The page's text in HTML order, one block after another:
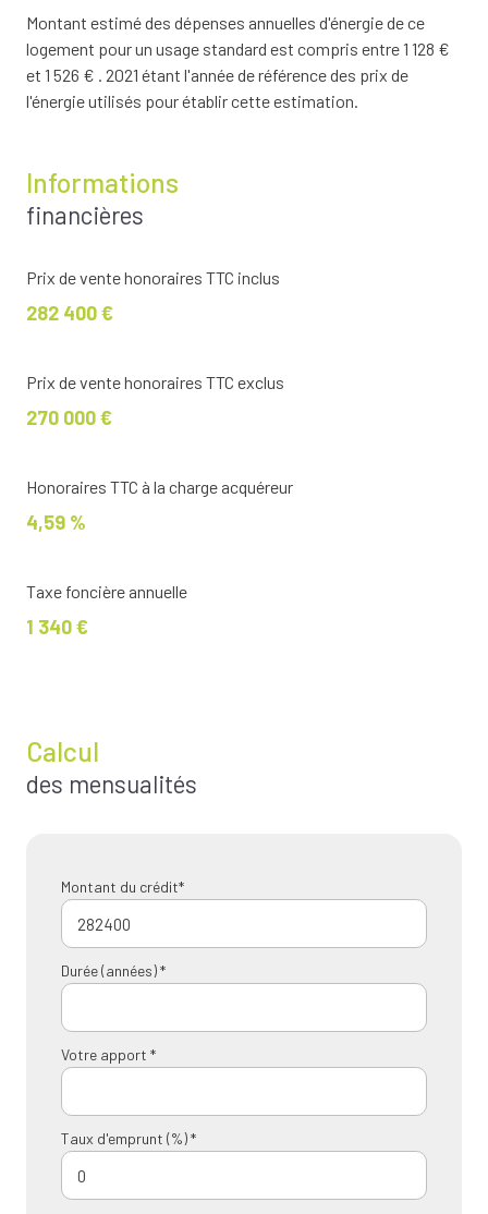
Montant estimé des dépenses annuelles d'énergie de ce
logement pour un usage standard est compris entre 1 128 €
et 1 526 € . 2021 étant l'année de référence des prix de
l'énergie utilisés pour établir cette estimation.
Informations
financières
Prix de vente honoraires TTC inclus
282 400 €
Prix de vente honoraires TTC exclus
270 000 €
Honoraires TTC à la charge acquéreur
4,59 %
Taxe foncière annuelle
1 340 €
Calcul
des mensualités
Montant du crédit*
Durée (années) *
Votre apport *
Taux d'emprunt (%) *